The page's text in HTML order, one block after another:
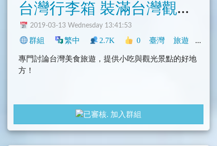
台灣行李箱 裝滿台灣觀光資訊！
2019-03-13 Wednesday 13:41:53
群組 繁中 2.7K 0 臺灣 旅遊 興趣
專門討論台灣美食旅遊，提供小吃與觀光景點的好地
方！
加入群組